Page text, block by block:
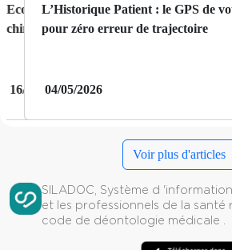
Aménorrhée
Amyotrophie
Anasarque
Anévrisme
Zero Papier en 2026: le guide
dématérialiser vos dossiers patients
14/05/2026
L’Historique Patient : le GPS de
pour zéro erreur de trajectoire
04/05/2026
Voir plus d'articles
SILADOC, Système d
et les professionnels de la santé
code de déontologie médicale .